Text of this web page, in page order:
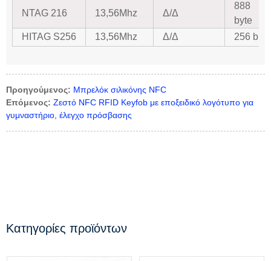
NTAG 216 13,56Mhz Δ/Δ
888
byte
HITAG S256
13,56Mhz Δ/Δ 256 bit
Προηγούμενος: Μπρελόκ σιλικόνης NFC
Επόμενος: Ζεστό NFC RFID Keyfob με εποξειδικό λογότυπο για
γυμναστήριο, έλεγχο πρόσβασης
Κατηγορίες προϊόντων